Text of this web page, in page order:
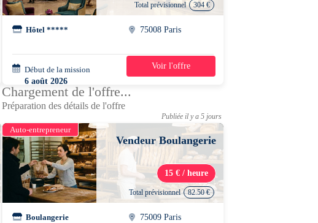
Total prévisionnel 304 €
Hôtel ***** 75008 Paris
Début de la mission
6 août 2026
14h30 - 23h00
2 jours
Voir l'offre
Chargement de l'offre...
Préparation des détails de l'offre
Publiée il y a 5 jours
Auto-entrepreneur
Vendeur Boulangerie
15 € / heure
Total prévisionnel 82.50 €
Boulangerie 75009 Paris